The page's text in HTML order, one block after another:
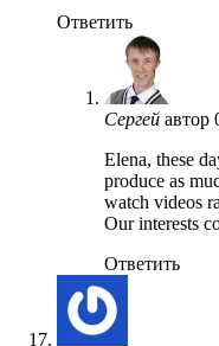
Ответить
Сергей автор
Elena, these
produce as
watch videos
Our interests
Ответить